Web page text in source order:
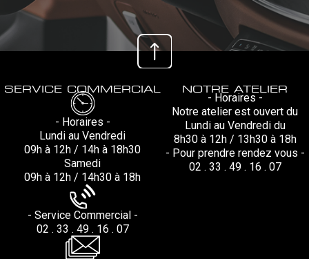
SERVICE COMMERCIAL
- Horaires -
Lundi au Vendredi
09h à 12h / 14h à 18h30
Samedi
09h à 12h / 14h30 à 18h
- Service Commercial -
02 . 33 . 49 . 16 . 07
NOTRE ATELIER
- Horaires -
Notre atelier est ouvert du
Lundi au Vendredi du
8h30 à 12h / 13h30 à 18h
- Pour prendre rendez vous -
02 . 33 . 49 . 16 . 07